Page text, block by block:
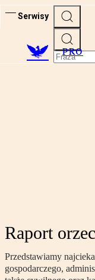
Serwisy
PRO
Raport
Przedstawiamy
gospodarczego,